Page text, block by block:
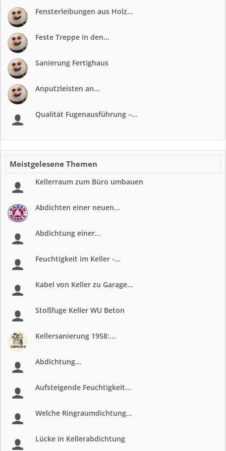
Fensterleibungen aus Holz...
Feste Treppe in den...
Sanierung Fertighaus
Anputzleisten an...
Qualität Fugenausführung –...
Meistgelesene Themen
Kellerraum zum Büro umbauen
Abdichten einer neuen...
Abdichtung einer...
Feuchtigkeit im Keller -...
Kabel von Keller zu Garage...
Stoßfuge Keller WU Beton
Kellersanierung 1958:...
Abdichtung...
Aufsteigende Feuchtigkeit...
Welche Ringraumdichtung...
Lücke in Kellerabdichtung